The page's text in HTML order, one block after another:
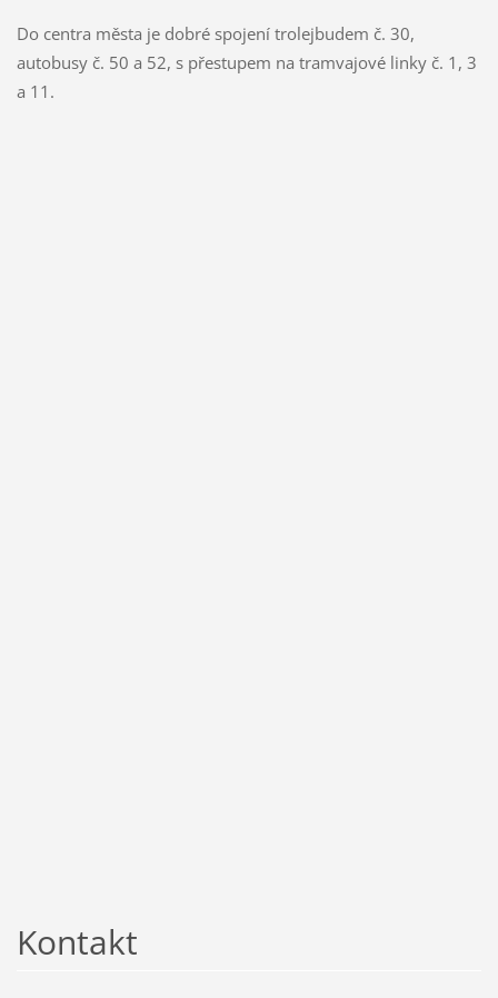
Do centra města je dobré spojení trolejbudem č. 30,
autobusy č. 50 a 52, s přestupem na tramvajové linky č. 1, 3
a 11.
Kontakt